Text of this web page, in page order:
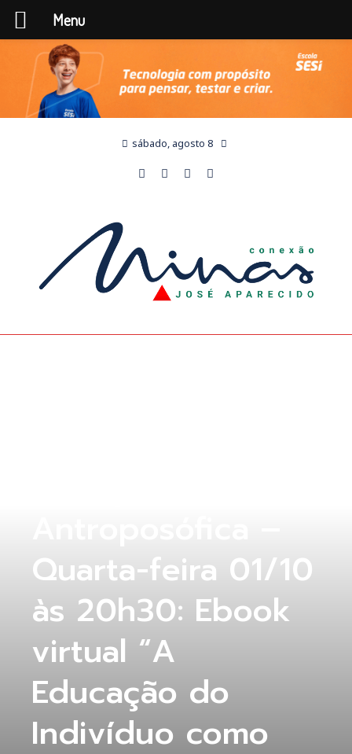
sábado, agosto 8
Quarta-feira 01/10
às 20h30: Ebook
virtual “A
Educação do
Indivíduo como
Menu